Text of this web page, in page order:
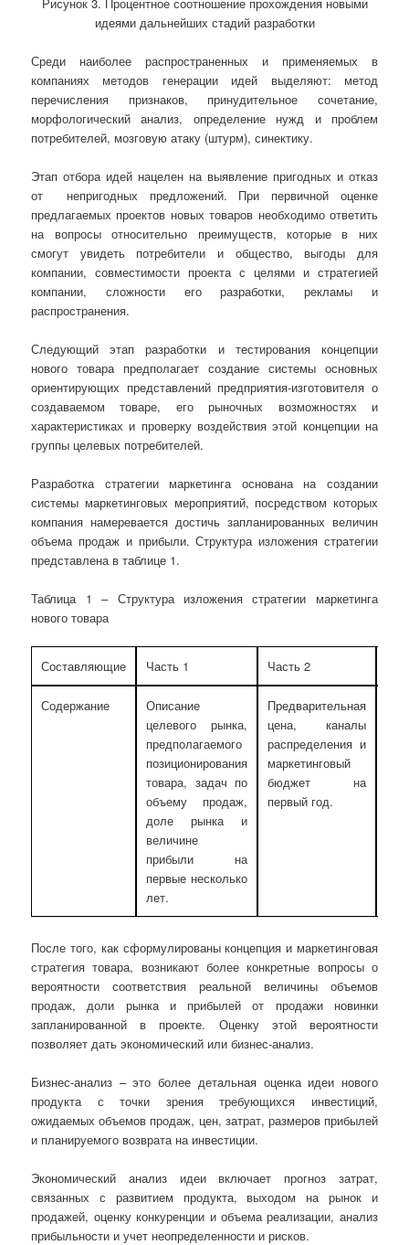
идеями дальнейших стадий разработки
Среди наиболее распространенных и применяемых в
компаниях методов генерации идей выделяют: метод
перечисления признаков, принудительное сочетание,
морфологический анализ, определение нужд и проблем
потребителей, мозговую атаку (штурм), синектику.
Этап отбора идей нацелен на выявление пригодных и отказ
от непригодных предложений. При первичной оценке
предлагаемых проектов новых товаров необходимо ответить
на вопросы относительно преимуществ, которые в них
смогут увидеть потребители и общество, выгоды для
компании, совместимости проекта с целями и стратегией
компании, сложности его разработки, рекламы и
распространения.
Следующий этап разработки и тестирования концепции
нового товара предполагает создание системы основных
ориентирующих представлений предприятия-изготовителя о
создаваемом товаре, его рыночных возможностях и
характеристиках и проверку воздействия этой концепции на
группы целевых потребителей.
Разработка стратегии маркетинга основана на создании
системы маркетинговых мероприятий, посредством которых
компания намеревается достичь запланированных величин
объема продаж и прибыли. Структура изложения стратегии
представлена в таблице 1.
Таблица 1 – Структура изложения стратегии маркетинга
нового товара
Составляющие Часть 1 Часть 2
Содержание
Описание
целевого рынка,
предполагаемого
позиционирования
товара, задач по
объему продаж,
доле рынка и
величине
прибыли на
первые несколько
лет.
Предварительная
цена, каналы
распределения и
маркетинговый
бюджет на
первый год.
После того, как сформулированы концепция и маркетинговая
стратегия товара, возникают более конкретные вопросы о
вероятности соответствия реальной величины объемов
продаж, доли рынка и прибылей от продажи новинки
запланированной в проекте. Оценку этой вероятности
позволяет дать экономический или бизнес-анализ.
Бизнес-анализ – это более детальная оценка идеи нового
продукта с точки зрения требующихся инвестиций,
ожидаемых объемов продаж, цен, затрат, размеров прибылей
и планируемого возврата на инвестиции.
Экономический анализ идеи включает прогноз затрат,
связанных с развитием продукта, выходом на рынок и
продажей, оценку конкуренции и объема реализации, анализ
прибыльности и учет неопределенности и рисков.